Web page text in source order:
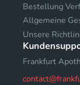
Bestellung
Allgemeine
Unsere
Frankfurt